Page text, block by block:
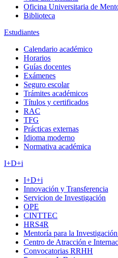
Oficina Universitaria de
Biblioteca
Estudiantes
Calendario académico
Horarios
Guías docentes
Exámenes
Seguro escolar
Trámites académicos
Títulos y certificados
RAC
TFG
Prácticas externas
Idioma moderno
Normativa académica
I+D+i
I+D+i
Innovación y Transferencia
Servicion de Investigación
OPE
CINTTEC
HRS4R
Mentoría para la
Centro de Atracción e
Convocatorias RRHH